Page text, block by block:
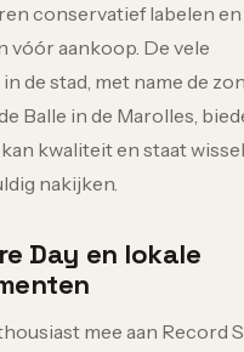
conservatief labelen
vóór aankoop. De vele
de stad, met name de
Balle in de Marolles,
kwaliteit en staat
nakijken.
Day en lokale
mee aan Record